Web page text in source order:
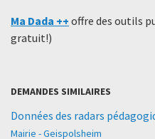
Ma Dada ++ offre des outils
gratuit!)
DEMANDES SIMILAIRES
Données des radars
Mairie - Geispolsheim